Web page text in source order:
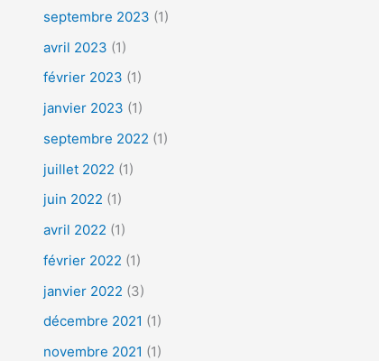
septembre 2023 (1)
avril 2023 (1)
février 2023 (1)
janvier 2023 (1)
septembre 2022 (1)
juillet 2022 (1)
juin 2022 (1)
avril 2022 (1)
février 2022 (1)
janvier 2022 (3)
décembre 2021 (1)
novembre 2021 (1)